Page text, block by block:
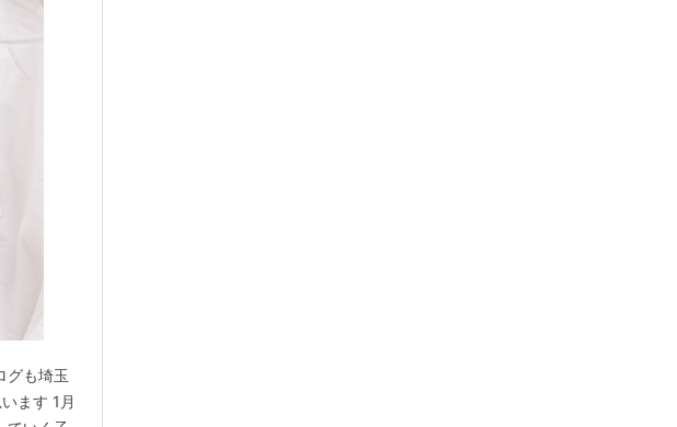
グも埼玉
ます 1月